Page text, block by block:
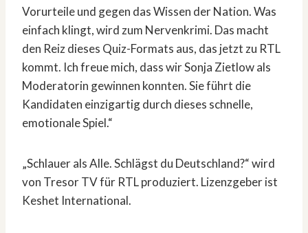
Vorurteile und gegen das Wissen der Nation. Was
einfach klingt, wird zum Nervenkrimi. Das macht
den Reiz dieses Quiz-Formats aus, das jetzt zu RTL
kommt. Ich freue mich, dass wir Sonja Zietlow als
Moderatorin gewinnen konnten. Sie führt die
Kandidaten einzigartig durch dieses schnelle,
emotionale Spiel.“
„Schlauer als Alle. Schlägst du Deutschland?“ wird
von Tresor TV für RTL produziert. Lizenzgeber ist
Keshet International.